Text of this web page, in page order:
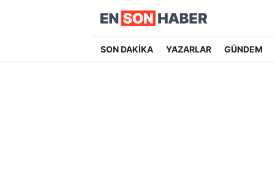
SON DAKİKA YAZARLAR GÜNDEM